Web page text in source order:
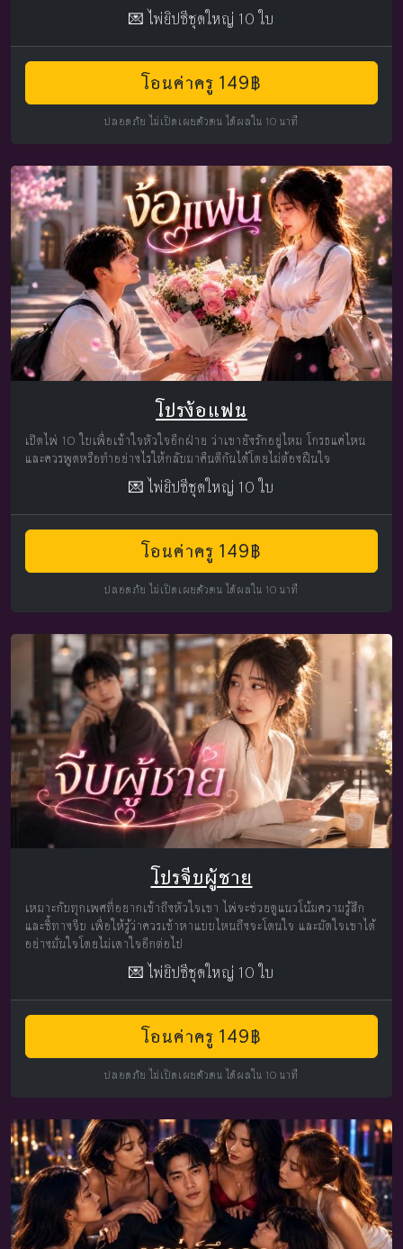
💌 ไพ่ยิปซีชุดใหญ่ 10 ใบ
โอนค่าครู 149฿
ปลอดภัย ไม่เปิดเผยตัวตน ได้ผลใน 10 นาที
โปรง้อแฟน
เปิดไพ่ 10 ใบเพื่อเข้าใจหัวใจอีกฝ่าย ว่าเขายังรักอยู่ไหม โกรธแค่ไหน
และควรพูดหรือทำอย่างไรให้กลับมาคืนดีกันได้โดยไม่ต้องฝืนใจ
💌 ไพ่ยิปซีชุดใหญ่ 10 ใบ
โอนค่าครู 149฿
ปลอดภัย ไม่เปิดเผยตัวตน ได้ผลใน 10 นาที
โปรจีบผู้ชาย
เหมาะกับทุกเพศที่อยากเข้าถึงหัวใจเขา ไพ่จะช่วยดูแนวโน้มความรู้สึก
และชี้ทางจีบ เพื่อให้รู้ว่าควรเข้าหาแบบไหนถึงจะโดนใจ และมัดใจเขาได้
อย่างมั่นใจโดยไม่เดาใจอีกต่อไป
💌 ไพ่ยิปซีชุดใหญ่ 10 ใบ
โอนค่าครู 149฿
ปลอดภัย ไม่เปิดเผยตัวตน ได้ผลใน 10 นาที